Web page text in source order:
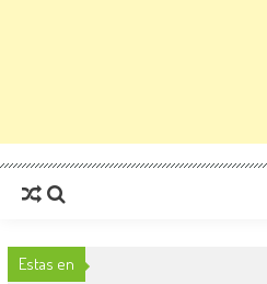
Estas en